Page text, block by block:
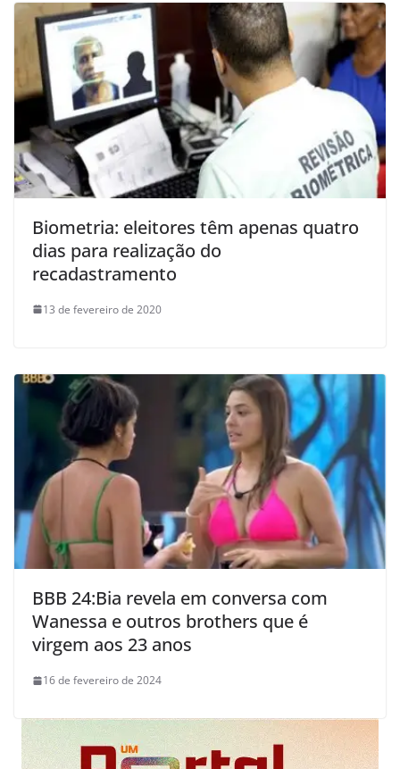
Biometria: eleitores têm apenas quatro
dias para realização do
recadastramento
13 de fevereiro de 2020
BBB 24:Bia revela em conversa com
Wanessa e outros brothers que é
virgem aos 23 anos
16 de fevereiro de 2024